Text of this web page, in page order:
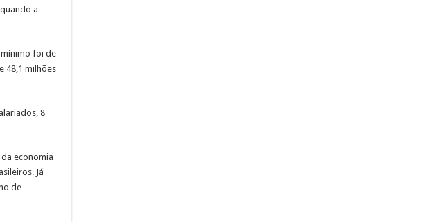
a
mínimo foi de
48,1 milhões
8
economia
Já
de